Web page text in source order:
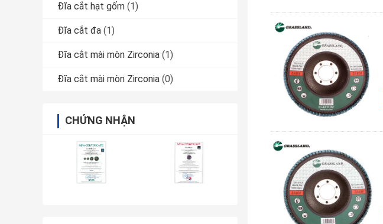
Đĩa cắt hạt gốm (1)
Đĩa cắt đa (1)
Đĩa cắt mài mòn Zirconia (1)
Đĩa cắt mài mòn Zirconia (0)
CHỨNG NHẬN